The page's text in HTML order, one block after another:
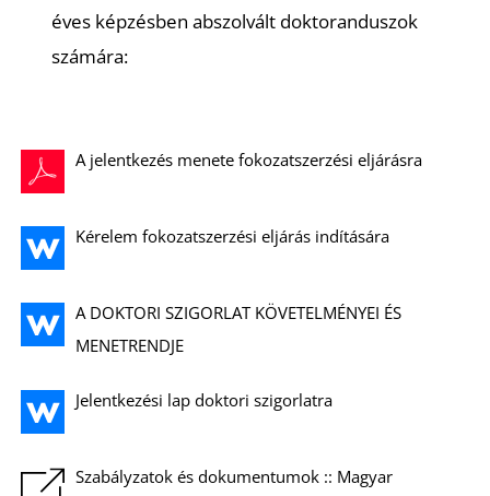
éves képzésben abszolvált doktoranduszok
számára:
A jelentkezés menete fokozatszerzési eljárásra
Kérelem fokozatszerzési eljárás indítására
A DOKTORI SZIGORLAT KÖVETELMÉNYEI ÉS
MENETRENDJE
Jelentkezési lap doktori szigorlatra
Szabályzatok és dokumentumok :: Magyar